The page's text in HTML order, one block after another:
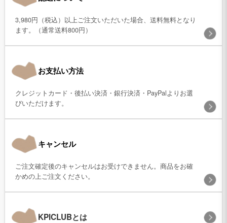
3,980円（税込）以上ご注文いただいた場合、送料無料となり
ます。（通常送料800円）
お支払い方法
クレジットカード・後払い決済・銀行決済・PayPalよりお選
びいただけます。
キャンセル
ご注文確定後のキャンセルはお受けできません。商品をお確
かめの上ご注文ください。
KPICLUBとは